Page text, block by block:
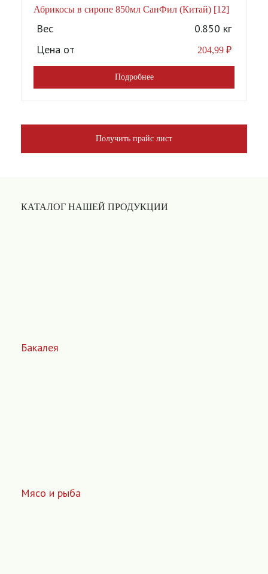
Абрикосы в сиропе 850мл СанФил (Китай) [12]
Вес
0.850 кг
Цена от
204,99 ₽
Подробнее
Получить прайс лист
КАТАЛОГ НАШЕЙ ПРОДУКЦИИ
Бакалея
Мясо и рыба